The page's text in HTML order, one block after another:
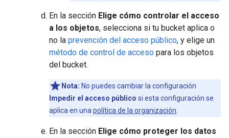
En la sección Elige cómo controlar el acceso
a los objetos, selecciona si tu bucket aplica o
no la prevención del acceso público, y elige un
método de control de acceso para los objetos
del bucket.
Nota: No puedes cambiar la configuración
Impedir el acceso público si esta configuración se
aplica en una política de la organización
En la sección Elige cómo proteger los datos